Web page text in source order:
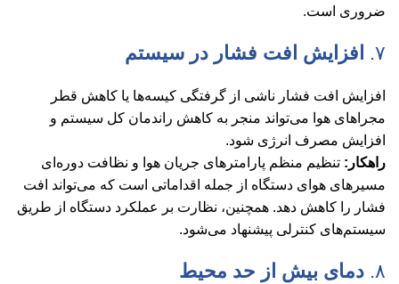
ضروری است.
۷. افزایش افت فشار در سیستم
افزایش افت فشار ناشی از گرفتگی کیسه‌ها یا کاهش قطر
مجراهای هوا می‌تواند منجر به کاهش راندمان کل سیستم و
افزایش مصرف انرژی شود.
راهکار: تنظیم منظم پارامترهای جریان هوا و نظافت دوره‌ای
مسیرهای هوای دستگاه از جمله اقداماتی است که می‌تواند افت
فشار را کاهش دهد. همچنین، نظارت بر عملکرد دستگاه از طریق
سیستم‌های کنترلی پیشنهاد می‌شود.
۸. دمای بیش از حد محیط